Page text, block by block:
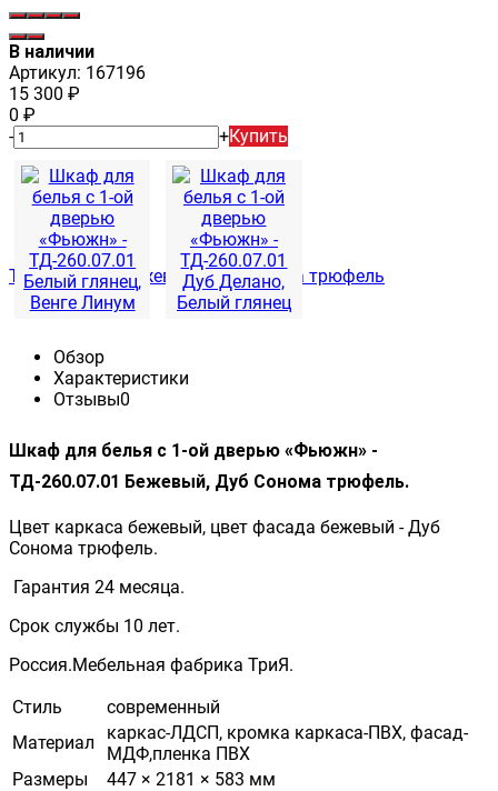
В наличии
Артикул: 167196
15 300 ₽
0 ₽
-
+Купить
Обзор
Характеристики
Отзывы0
Шкаф для белья с 1-ой дверью «Фьюжн» -
ТД-260.07.01 Бежевый, Дуб Сонома трюфель.
Цвет каркаса бежевый, цвет фасада бежевый - Дуб
Сонома трюфель.
Гарантия 24 месяца.
Срок службы 10 лет.
Россия.Мебельная фабрика ТриЯ.
Стиль
современный
Материал
каркас-ЛДСП, кромка каркаса-ПВХ, фасад-
МДФ,пленка ПВХ
Размеры
447 × 2181 × 583 мм